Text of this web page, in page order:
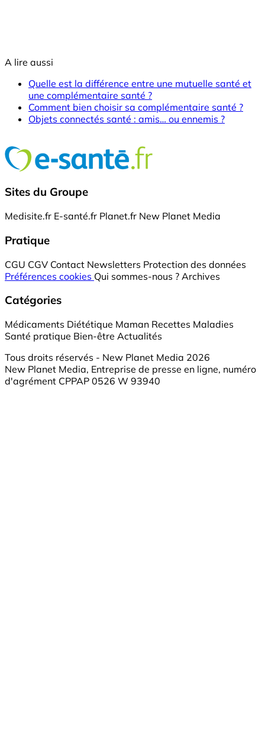
A lire aussi
Quelle est la différence entre une mutuelle santé et
une complémentaire santé ?
Comment bien choisir sa complémentaire santé ?
Objets connectés santé : amis… ou ennemis ?
Sites du Groupe
Medisite.fr E-santé.fr Planet.fr New Planet Media
Pratique
CGU CGV Contact Newsletters Protection des données
Préférences cookies Qui sommes-nous ? Archives
Catégories
Médicaments Diététique Maman Recettes Maladies
Santé pratique Bien-être Actualités
Tous droits réservés - New Planet Media 2026
New Planet Media, Entreprise de presse en ligne, numéro
d'agrément CPPAP 0526 W 93940